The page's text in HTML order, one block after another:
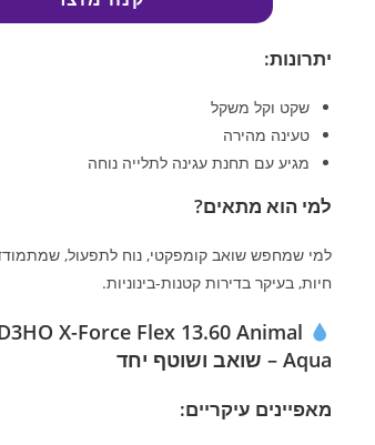
יתרונות:
שקט וקל משקל
טעינה מהירה
מגיע עם תחנת עגינה לתלייה נוחה
למי הוא מתאים?
למי שמחפש שואב קומפקטי, נוח לתפעול,
חיות, בעיקר בדירות קטנות-בינוניות.
X-Force Flex 13.60 Animal
Aqua – שואב ושוטף יחד
מאפיינים עיקריים: